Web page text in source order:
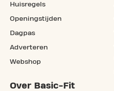
Huisregels
Openingstijden
Dagpas
Adverteren
Webshop
Over Basic-Fit